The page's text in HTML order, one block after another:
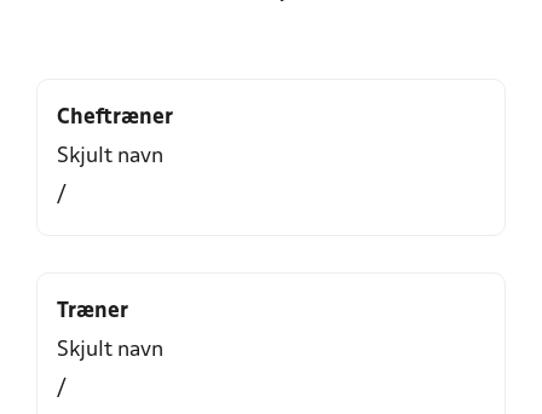
Cheftræner
Skjult navn
/
Træner
Skjult navn
/